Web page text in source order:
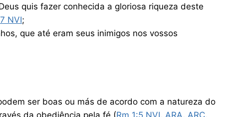
quis fazer conhecida a gloriosa riqueza deste
‭NVI‬‬;
que até eram seus inimigos nos vossos
ser boas ou más de acordo com a natureza do